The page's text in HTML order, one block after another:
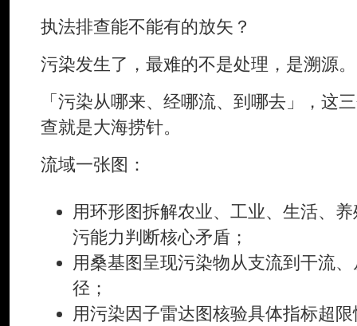
执法排查能不能有的放矢？
污染发生了，最难的不是处理，是溯源。
「污染从哪来、经哪流、到哪去」，这
查就是大海捞针。
流域一张图：
用环形图拆解农业、工业、生活、
污能力判断核心矛盾；
用桑基图呈现污染物从支流到干流
径；
用污染因子雷达图核验具体指标超